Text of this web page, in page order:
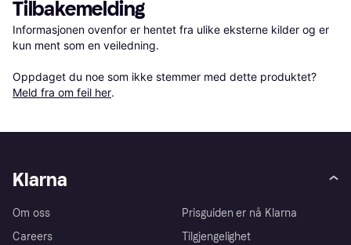
Tilbakemelding
Informasjonen ovenfor er hentet fra ulike eksterne kilder og er
kun ment som en veiledning.
Oppdaget du noe som ikke stemmer med dette produktet?
Meld fra om feil her.
Klarna
Om oss
Careers
Prisguiden er nå Klarna
Tilgjengelighet